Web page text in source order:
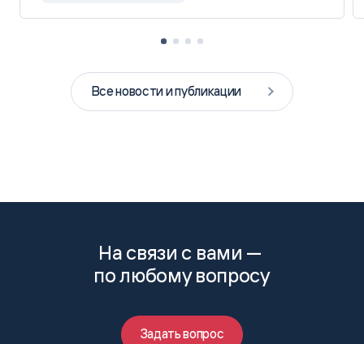
Все новости и публикации
На связи с вами —
по любому вопросу
Задать вопрос